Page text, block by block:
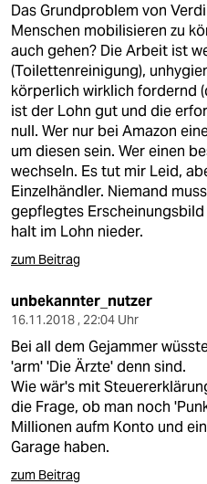
Das Grundproblem von
Menschen mobilisieren zu
auch gehen? Die Arbeit ist
(Toilettenreinigung),
körperlich wirklich fordernd
ist der Lohn gut und die
null. Wer nur bei Amazon
um diesen sein. Wer einen
wechseln. Es tut mir Leid,
Einzelhändler. Niemand
gepflegtes
halt im Lohn nieder.
zum Beitrag
unbekannter_nutzer
16.11.2018 , 22:04 Uhr
Bei all dem Gejammer
'arm' 'Die Ärzte' denn sind.
Wie wär's mit
die Frage, ob man noch
Millionen aufm Konto und
Garage haben.
zum Beitrag